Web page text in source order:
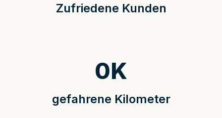
Zufriedene Kunden
gefahrene Kilometer
0K